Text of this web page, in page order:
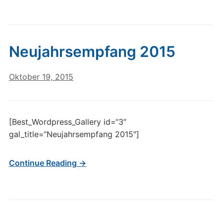
Neujahrsempfang 2015
Oktober 19, 2015
[Best_Wordpress_Gallery id=“3″
gal_title=“Neujahrsempfang 2015″]
Continue Reading →